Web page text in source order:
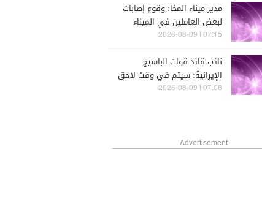
مدير ميناء المخا: وقوع إصابات
لبعض العاملين في الميناء
جراء القصف الحوثي
07:15 | 2026-08-09
نائب قائد قوات الباسيج
الإيرانية: سيتم في وقت لاحق
نشر لقطات لمجتبى خامنئي
07:08 | 2026-08-09
Advertisement